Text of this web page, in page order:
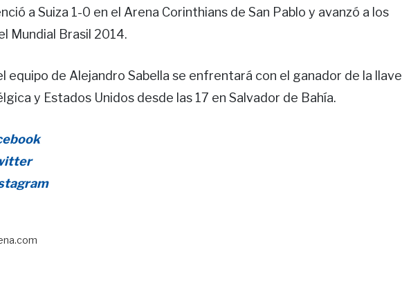
a Suiza 1-0 en el Arena Corinthians de San Pablo y avanzó a los
Mundial Brasil 2014.
equipo de Alejandro Sabella se enfrentará con el ganador de la llave
y Estados Unidos desde las 17 en Salvador de Bahía.